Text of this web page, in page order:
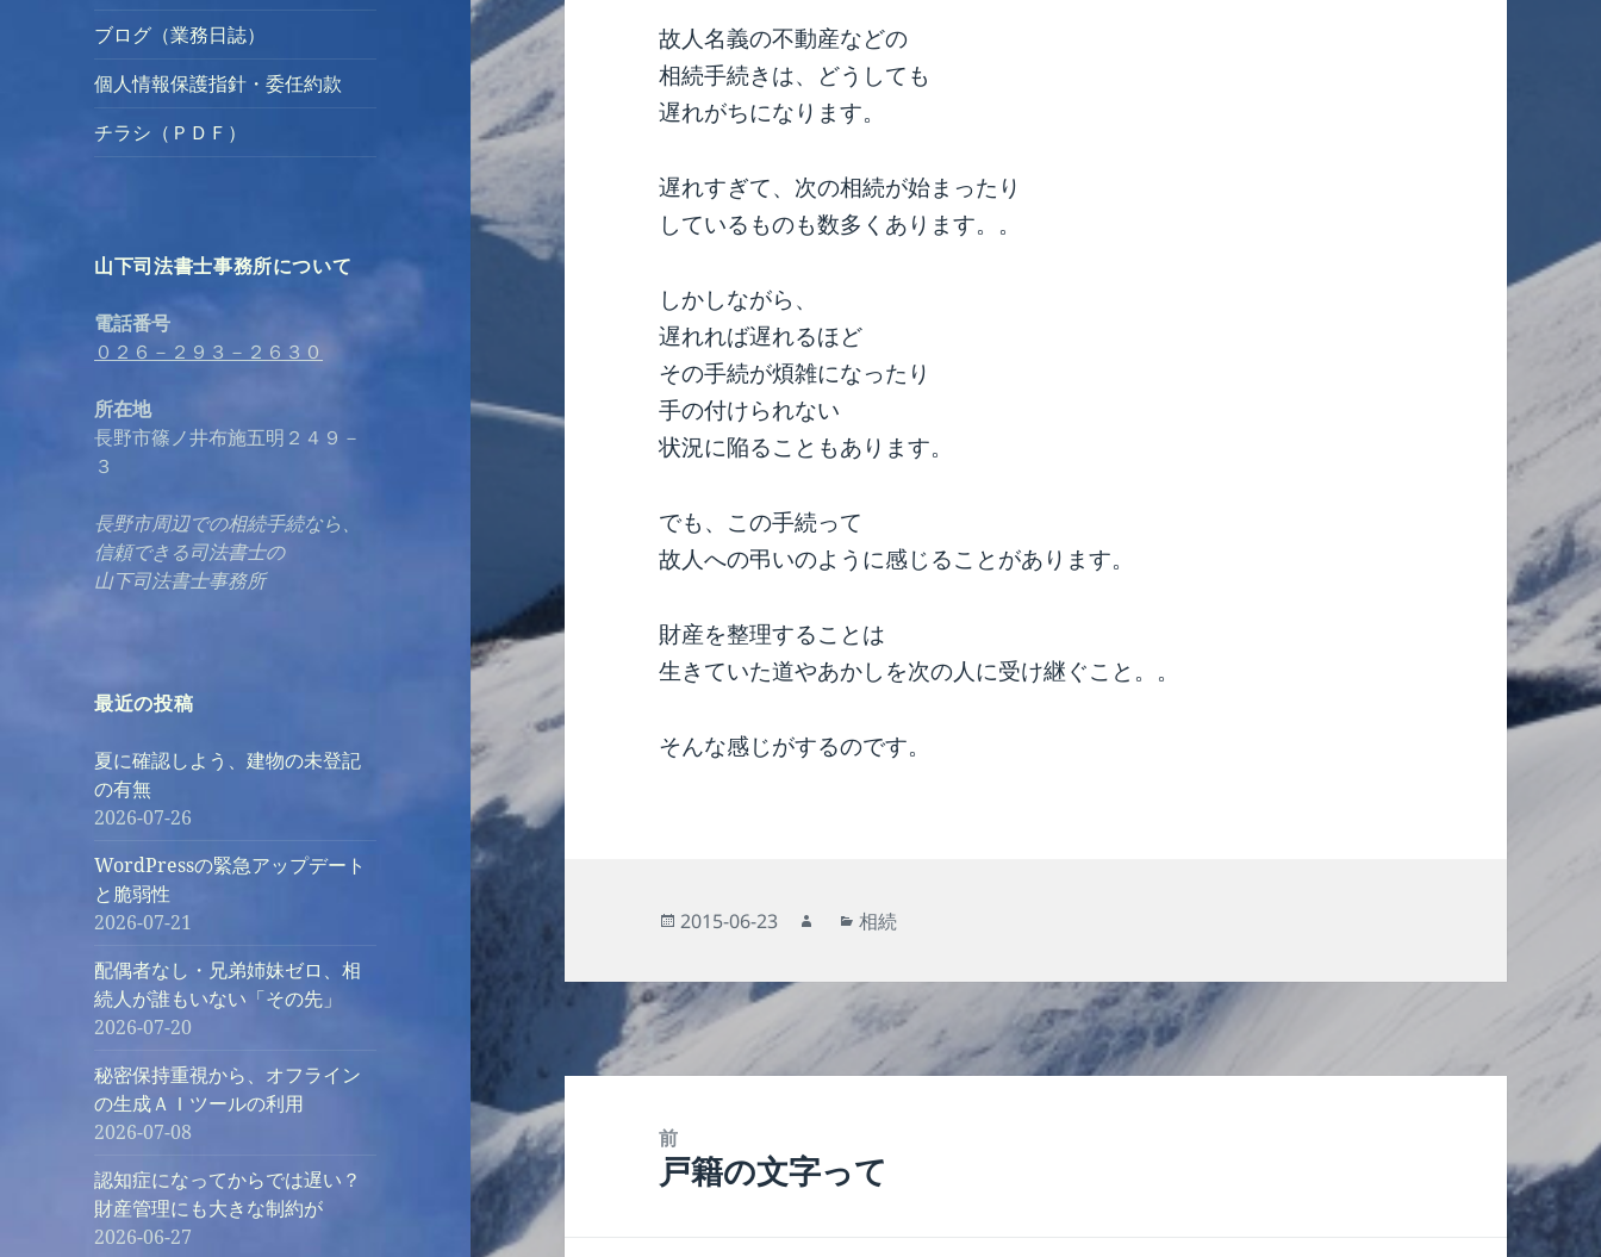
ブログ（業務日誌）
個人情報保護指針・委任約款
チラシ（ＰＤＦ）
山下司法書士事務所について
電話番号
０２６－２９３－２６３０
所在地
長野市篠ノ井布施五明２４９－
３
長野市周辺での相続手続なら、
信頼できる司法書士の
山下司法書士事務所
最近の投稿
夏に確認しよう、建物の未登記
の有無
2026-07-26
WordPressの緊急アップデート
と脆弱性
2026-07-21
配偶者なし・兄弟姉妹ゼロ、相
続人が誰もいない「その先」
2026-07-20
秘密保持重視から、オフライン
の生成ＡＩツールの利用
2026-07-08
認知症になってからでは遅い？
財産管理にも大きな制約が
2026-06-27
故人名義の不動産などの
相続手続きは、どうしても
遅れがちになります。
遅れすぎて、次の相続が始まったり
しているものも数多くあります。。
しかしながら、
遅れれば遅れるほど
その手続が煩雑になったり
手の付けられない
状況に陥ることもあります。
でも、この手続って
故人への弔いのように感じることがあります。
財産を整理することは
生きていた道やあかしを次の人に受け継ぐこと。。
そんな感じがするのです。
投
日:
2015-06-23
者
カ
ゴ
リ
ー
相続
投
稿
前
前
戸籍の文字って